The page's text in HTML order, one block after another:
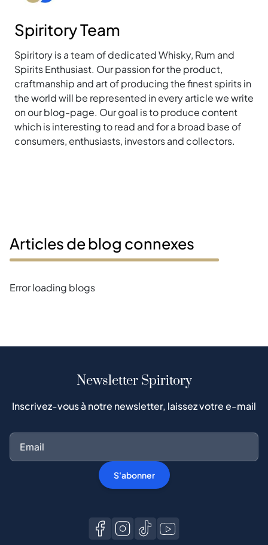
Spiritory Team
Spiritory is a team of dedicated Whisky, Rum and
Spirits Enthusiast. Our passion for the product,
craftmanship and art of producing the finest spirits in
the world will be represented in every article we write
on our blog-page. Our goal is to produce content
which is interesting to read and for a broad base of
consumers, enthusiasts, investors and collectors.
Articles de blog connexes
Error loading blogs
Newsletter Spiritory
Inscrivez-vous à notre newsletter, laissez votre e-mail
S'abonner